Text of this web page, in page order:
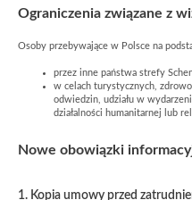
Ograniczenia związane z
Osoby przebywające w Polsce na
przez inne państwa strefy
w celach turystycznych,
odwiedzin, udziału w
działalności humanitarnej lub
Nowe obowiązki
1. Kopia umowy przed